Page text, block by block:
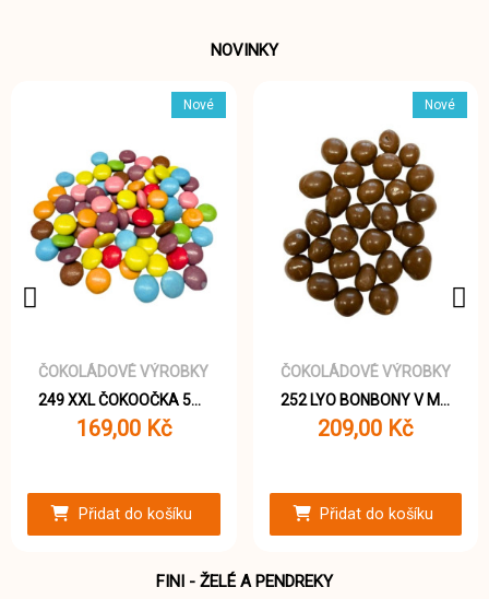
NOVINKY
Nové
ČOKOLÁDOVÉ VÝROBKY
249 XXL ČOKOOČKA 500g
169,00 Kč
Přidat do košíku
Nové
ČOKOLÁDOVÉ VÝROBKY
252 LYO BONBONY V MLÉČNÉ ČOKOLÁDĚ 400g
209,00 Kč
Přidat do košíku
FINI - ŽELÉ A PENDREKY